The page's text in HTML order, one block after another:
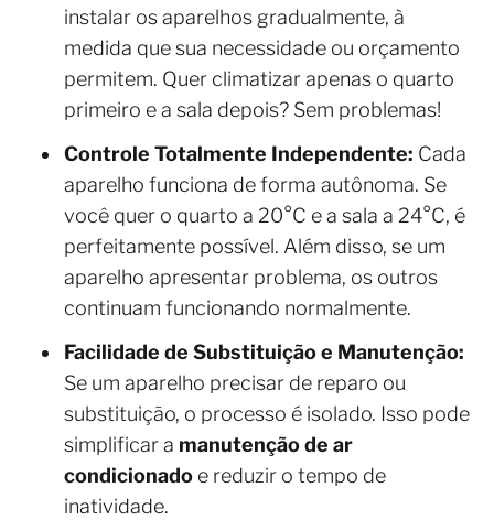
instalar os aparelhos gradualmente, à
medida que sua necessidade ou orçamento
permitem. Quer climatizar apenas o quarto
primeiro e a sala depois? Sem problemas!
Controle Totalmente Independente: Cada
aparelho funciona de forma autônoma. Se
você quer o quarto a 20°C e a sala a 24°C, é
perfeitamente possível. Além disso, se um
aparelho apresentar problema, os outros
continuam funcionando normalmente.
Facilidade de Substituição e Manutenção:
Se um aparelho precisar de reparo ou
substituição, o processo é isolado. Isso pode
simplificar a manutenção de ar
condicionado e reduzir o tempo de
inatividade.